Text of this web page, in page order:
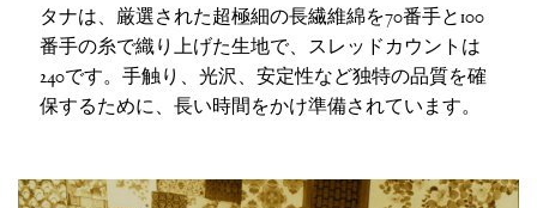
タナは、厳選された超極細の長繊維綿を70番手と100
番手の糸で織り上げた生地で、スレッドカウントは
240です。手触り、光沢、安定性など独特の品質を確
保するために、長い時間をかけ準備されています。